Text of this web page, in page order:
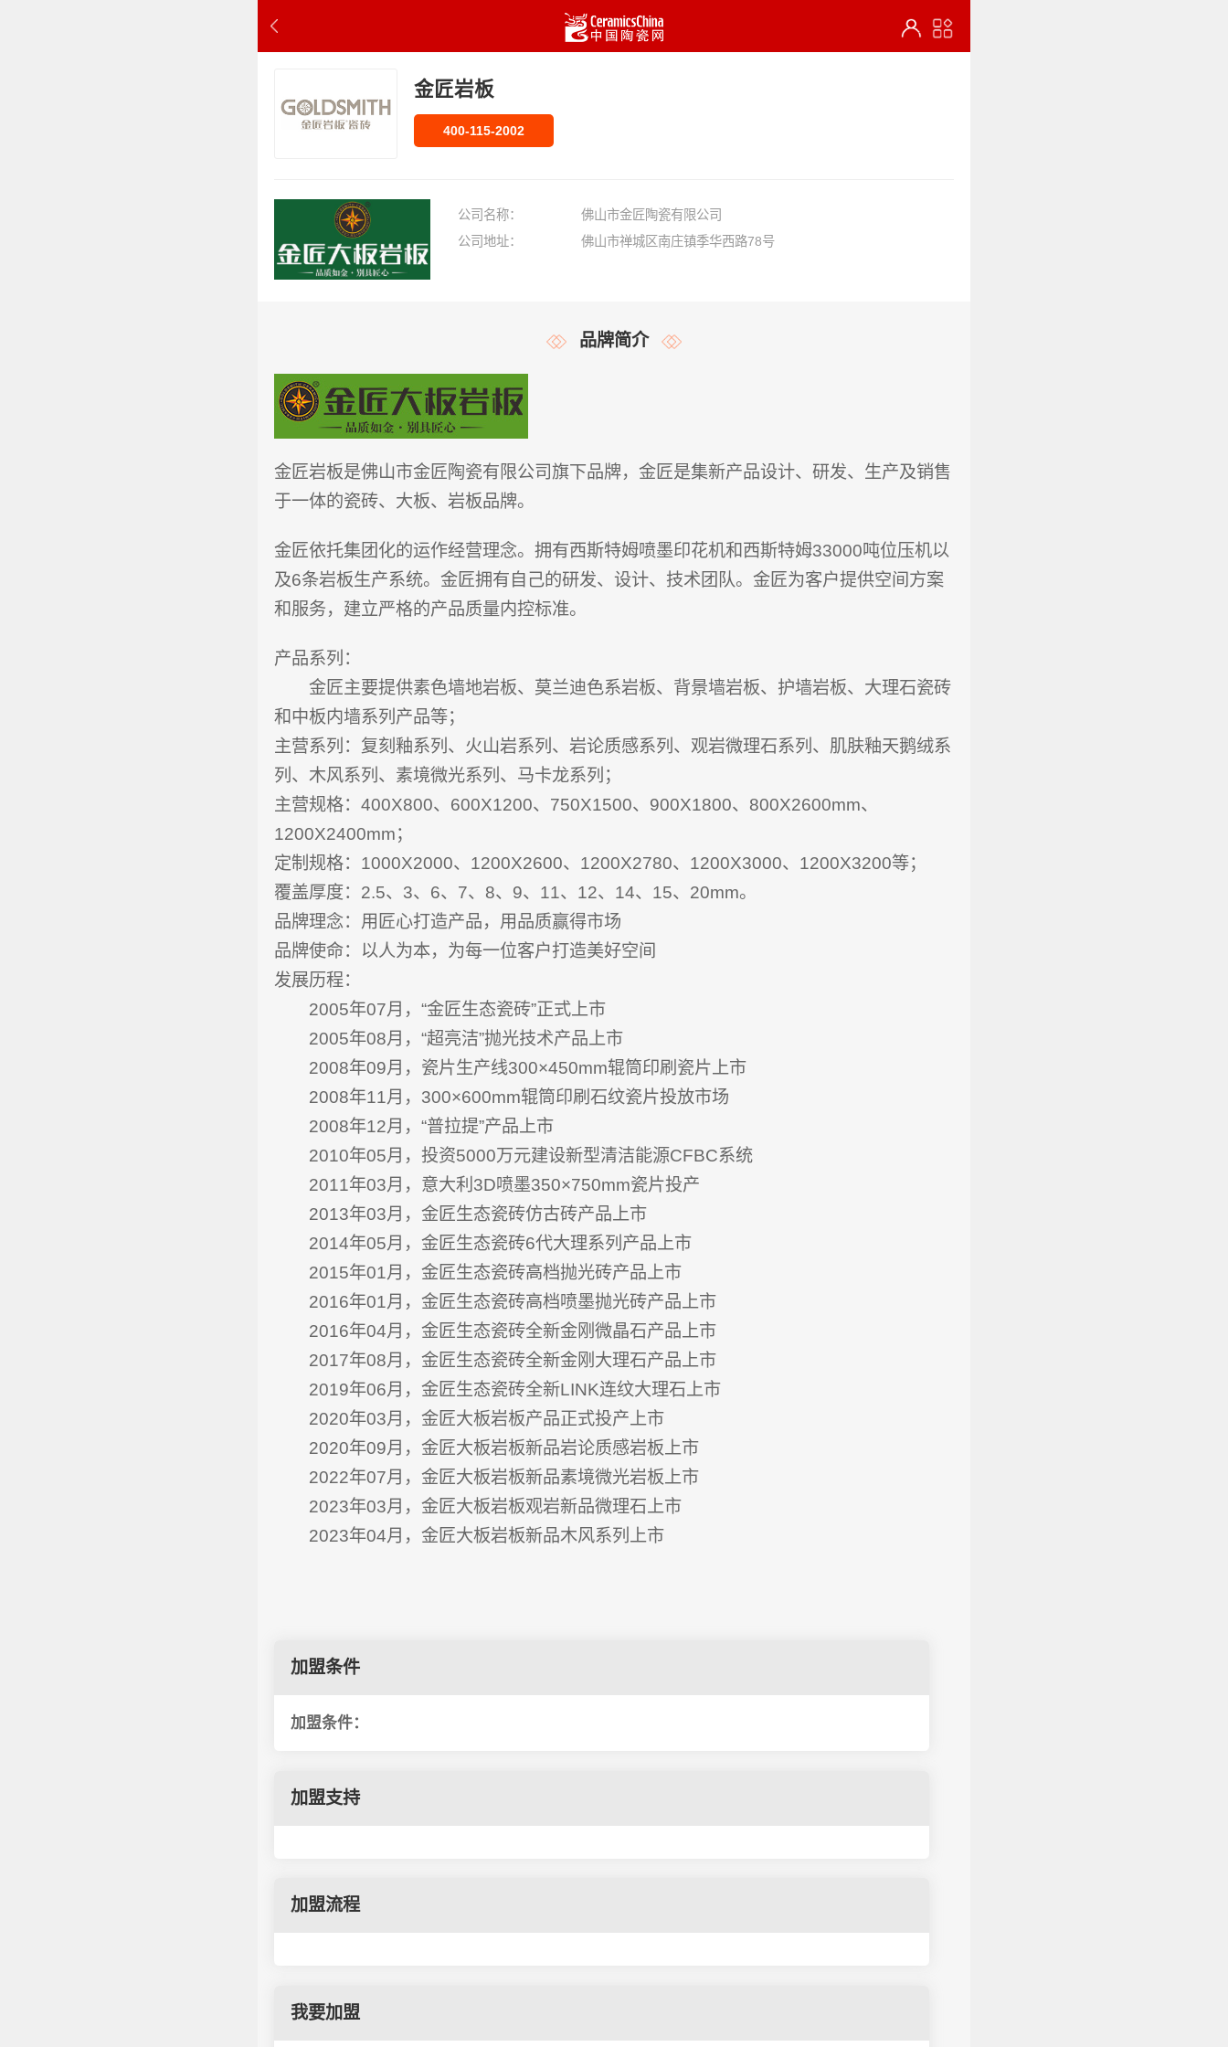
金匠岩板
400-115-2002
公司名称：
佛山市金匠陶瓷有限公司
公司地址：
佛山市禅城区南庄镇季华西路78号
品牌简介
金匠岩板是佛山市金匠陶瓷有限公司旗下品牌，金匠是集新产品设计、研发、生产及销售
于一体的瓷砖、大板、岩板品牌。
金匠依托集团化的运作经营理念。拥有西斯特姆喷墨印花机和西斯特姆33000吨位压机以
及6条岩板生产系统。金匠拥有自己的研发、设计、技术团队。金匠为客户提供空间方案
和服务，建立严格的产品质量内控标准。
产品系列：
金匠主要提供素色墙地岩板、莫兰迪色系岩板、背景墙岩板、护墙岩板、大理石瓷砖
和中板内墙系列产品等；
主营系列：复刻釉系列、火山岩系列、岩论质感系列、观岩微理石系列、肌肤釉天鹅绒系
列、木风系列、素境微光系列、马卡龙系列；
主营规格：400X800、600X1200、750X1500、900X1800、800X2600mm、
1200X2400mm；
定制规格：1000X2000、1200X2600、1200X2780、1200X3000、1200X3200等；
覆盖厚度：2.5、3、6、7、8、9、11、12、14、15、20mm。
品牌理念：用匠心打造产品，用品质赢得市场
品牌使命：以人为本，为每一位客户打造美好空间
发展历程：
2005年07月，“金匠生态瓷砖”正式上市
2005年08月，“超亮洁”抛光技术产品上市
2008年09月，瓷片生产线300×450mm辊筒印刷瓷片上市
2008年11月，300×600mm辊筒印刷石纹瓷片投放市场
2008年12月，“普拉提”产品上市
2010年05月，投资5000万元建设新型清洁能源CFBC系统
2011年03月，意大利3D喷墨350×750mm瓷片投产
2013年03月，金匠生态瓷砖仿古砖产品上市
2014年05月，金匠生态瓷砖6代大理系列产品上市
2015年01月，金匠生态瓷砖高档抛光砖产品上市
2016年01月，金匠生态瓷砖高档喷墨抛光砖产品上市
2016年04月，金匠生态瓷砖全新金刚微晶石产品上市
2017年08月，金匠生态瓷砖全新金刚大理石产品上市
2019年06月，金匠生态瓷砖全新LINK连纹大理石上市
2020年03月，金匠大板岩板产品正式投产上市
2020年09月，金匠大板岩板新品岩论质感岩板上市
2022年07月，金匠大板岩板新品素境微光岩板上市
2023年03月，金匠大板岩板观岩新品微理石上市
2023年04月，金匠大板岩板新品木风系列上市
加盟条件
加盟条件：
加盟支持
加盟流程
我要加盟